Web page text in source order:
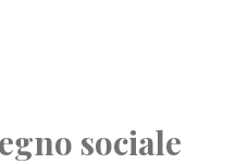
sociale